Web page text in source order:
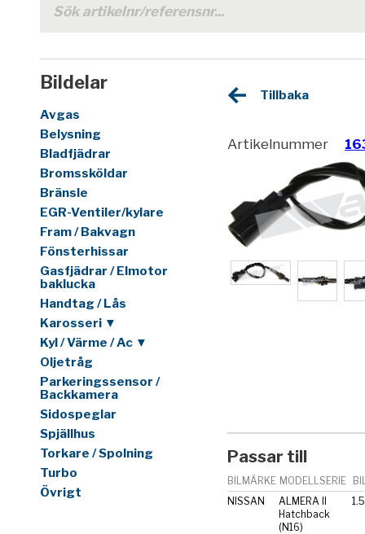
Bildelar
Avgas
Belysning
Bladfjädrar
Bromssköldar
Bränsle
EGR-Ventiler/kylare
Fram / Bakvagn
Fönsterhissar
Gasfjädrar / Elmotor
baklucka
Handtag / Lås
Karosseri ▼
Kyl / Värme / Ac ▼
Oljetråg
Parkeringssensor /
Backkamera
Sidospeglar
Spjällhus
Torkare / Spolning
Turbo
Övrigt
Tillbaka
Artikelnummer
Passar till
BILMÄRKE MODELLSERIE
NISSAN
ALMERA II
Hatchback
(N16)
1.5